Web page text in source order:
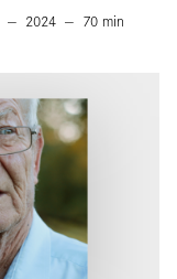
2024 70 min